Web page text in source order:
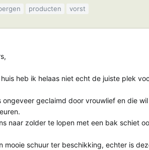
producten vorst
heb ik helaas niet echt de juiste plek
ongeveer geclaimd door vrouwlief en die
naar zolder te lopen met een bak schiet
mooie schuur ter beschikking, echter is